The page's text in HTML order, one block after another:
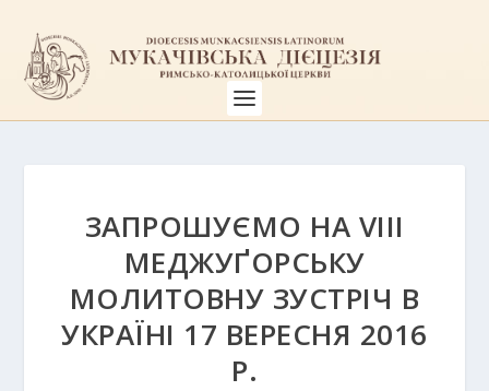
ЗАПРОШУЄМО НА VIII
МЕДЖУҐОРСЬКУ
МОЛИТОВНУ ЗУСТРІЧ В
УКРАЇНІ 17 ВЕРЕСНЯ 2016
Р.